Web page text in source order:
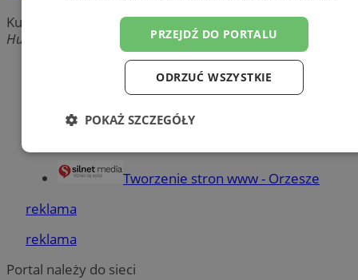
Kursy zawodowe, szkolenia
Hubala, 43-180 Orzesze
Tworzenie stron www - Orzesze
reklama
reklama
Portal należy do sieci
PRZEJDŹ DO PORTALU
ODRZUĆ WSZYSTKIE
POKAŻ SZCZEGÓŁY
Niezbędne Wydajność Targetowanie